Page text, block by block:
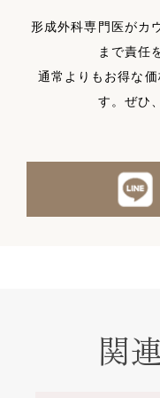
形成外科専門医がカ
まで責任
通常よりもお得な
す。ぜひ
関